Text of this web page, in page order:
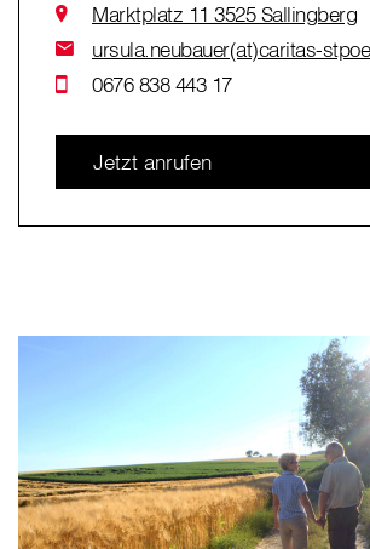
Marktplatz 11 3525 Sallingberg
ursula.neubauer(at)caritas-
0676 838 443 17
Jetzt anrufen